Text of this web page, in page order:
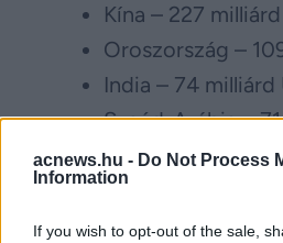
acnews.hu - Do Not Process
Information
If you wish to opt-out of the sale,
Kína – 227
Oroszország –
India – 74 milliárd
Szaúd-Arábia –
Egyesült
milliárd USD
Németország –